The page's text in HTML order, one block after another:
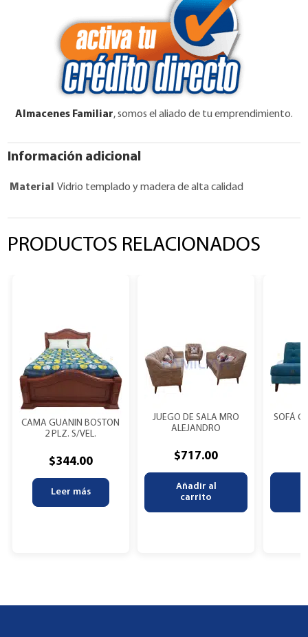
Almacenes Familiar, somos el aliado de tu emprendimiento.
Información adicional
Material Vidrio templado y madera de alta calidad
PRODUCTOS RELACIONADOS
CAMA GUANIN BOSTON
2 PLZ. S/VEL.
$344.00
Leer más
JUEGO DE SALA MRO
ALEJANDRO
$717.00
Añadir al
carrito
SOFÁ